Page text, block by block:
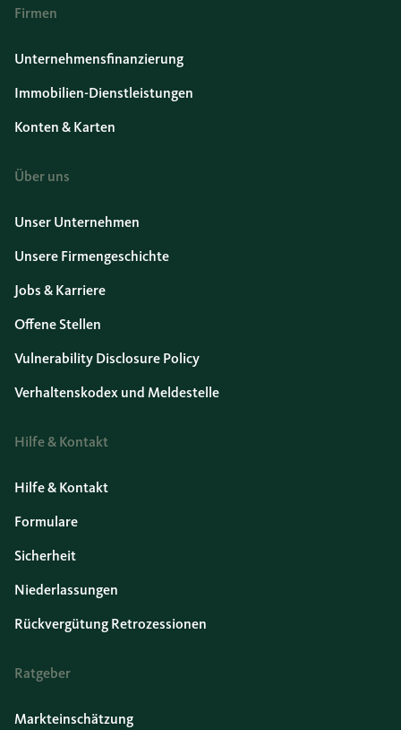
Firmen
Unternehmensfinanzierung
Immobilien-Dienstleistungen
Konten & Karten
Über uns
Unser Unternehmen
Unsere Firmengeschichte
Jobs & Karriere
Offene Stellen
Vulnerability Disclosure Policy
Verhaltenskodex und Meldestelle
Hilfe & Kontakt
Hilfe & Kontakt
Formulare
Sicherheit
Niederlassungen
Rückvergütung Retrozessionen
Ratgeber
Markteinschätzung